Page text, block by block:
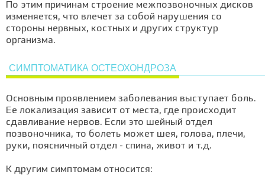
По этим причинам строение межпозвоночных дисков
изменяется, что влечет за собой нарушения со
стороны нервных, костных и других структур
организма.
СИМПТОМАТИКА ОСТЕОХОНДРОЗА
Основным проявлением заболевания выступает боль.
Ее локализация зависит от места, где происходит
сдавливание нервов. Если это шейный отдел
позвоночника, то болеть может шея, голова, плечи,
руки, поясничный отдел - спина, живот и т.д.
К другим симптомам относится: